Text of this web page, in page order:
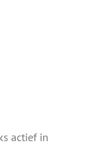
actief in